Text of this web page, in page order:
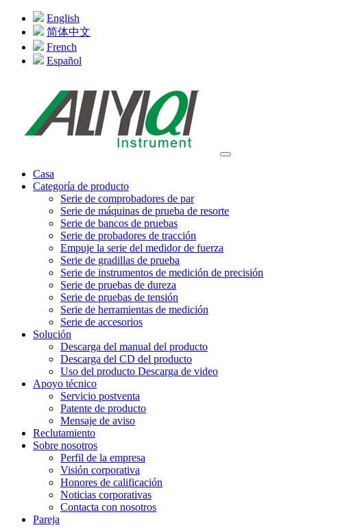
English
简体中文
French
Español
Casa
Categoría de producto
Serie de comprobadores de par
Serie de máquinas de prueba de resorte
Serie de bancos de pruebas
Serie de probadores de tracción
Empuje la serie del medidor de fuerza
Serie de gradillas de prueba
Serie de instrumentos de medición de precisión
Serie de pruebas de dureza
Serie de pruebas de tensión
Serie de herramientas de medición
Serie de accesorios
Solución
Descarga del manual del producto
Descarga del CD del producto
Uso del producto Descarga de video
Apoyo técnico
Servicio postventa
Patente de producto
Mensaje de aviso
Reclutamiento
Sobre nosotros
Perfil de la empresa
Visión corporativa
Honores de calificación
Noticias corporativas
Contacta con nosotros
Pareja